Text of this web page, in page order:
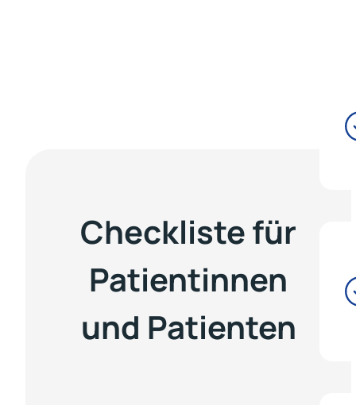
Checkliste für
Patientinnen
und Patienten